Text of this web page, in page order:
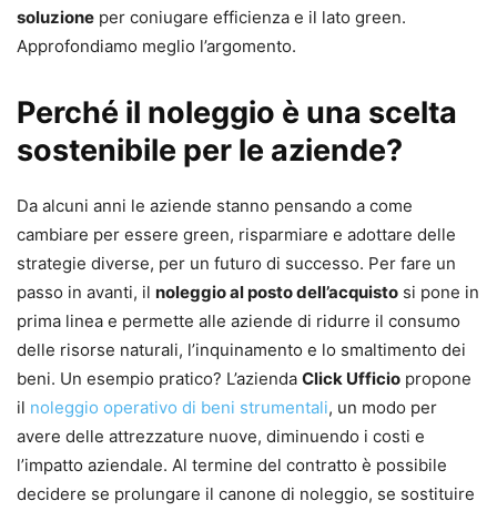
soluzione per coniugare efficienza e il lato green.
Approfondiamo meglio l’argomento.
Perché il noleggio è una scelta
sostenibile per le aziende?
Da alcuni anni le aziende stanno pensando a come
cambiare per essere green, risparmiare e adottare delle
strategie diverse, per un futuro di successo. Per fare un
passo in avanti, il noleggio al posto dell’acquisto si pone in
prima linea e permette alle aziende di ridurre il consumo
delle risorse naturali, l’inquinamento e lo smaltimento dei
beni. Un esempio pratico? L’azienda Click Ufficio propone
il noleggio operativo di beni strumentali, un modo per
avere delle attrezzature nuove, diminuendo i costi e
l’impatto aziendale. Al termine del contratto è possibile
decidere se prolungare il canone di noleggio, se sostituire